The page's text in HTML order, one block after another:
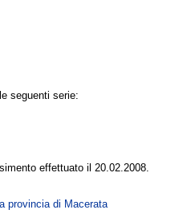
seguenti serie:
effettuato il 20.02.2008.
provincia di Macerata